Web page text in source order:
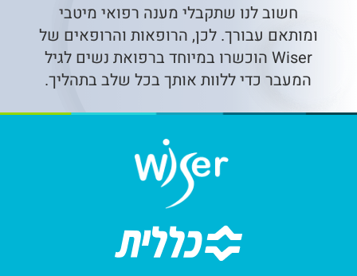
חשוב לנו שתקבלי מענה רפואי מיטבי
ומותאם עבורך. לכן, הרופאות והרופאים של
Wiser הוכשרו במיוחד ברפואת נשים לגיל
המעבר כדי ללוות אותך בכל שלב בתהליך.